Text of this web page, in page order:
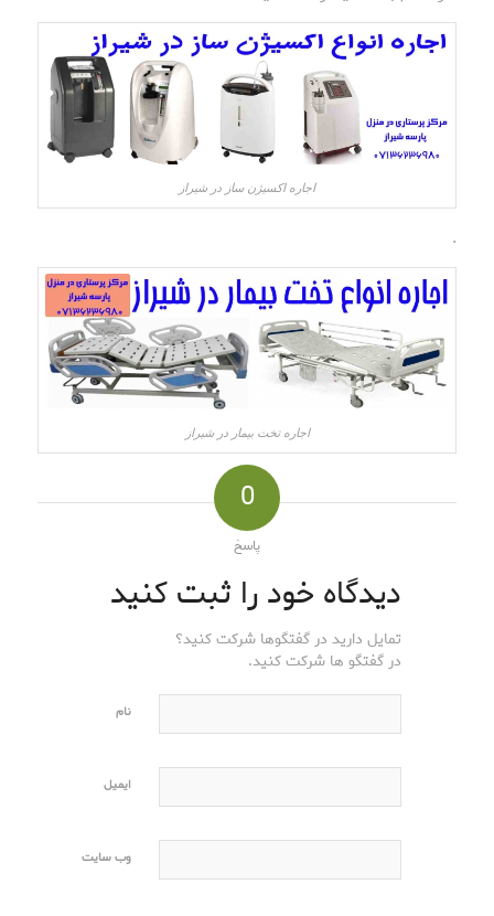
اجاره اکسیژن ساز در شیراز
.
اجاره تخت بیمار در شیراز
0
پاسخ
دیدگاه خود را ثبت کنید
تمایل دارید در گفتگوها شرکت کنید؟
در گفتگو ها شرکت کنید.
نام
ایمیل
وب‌ سایت